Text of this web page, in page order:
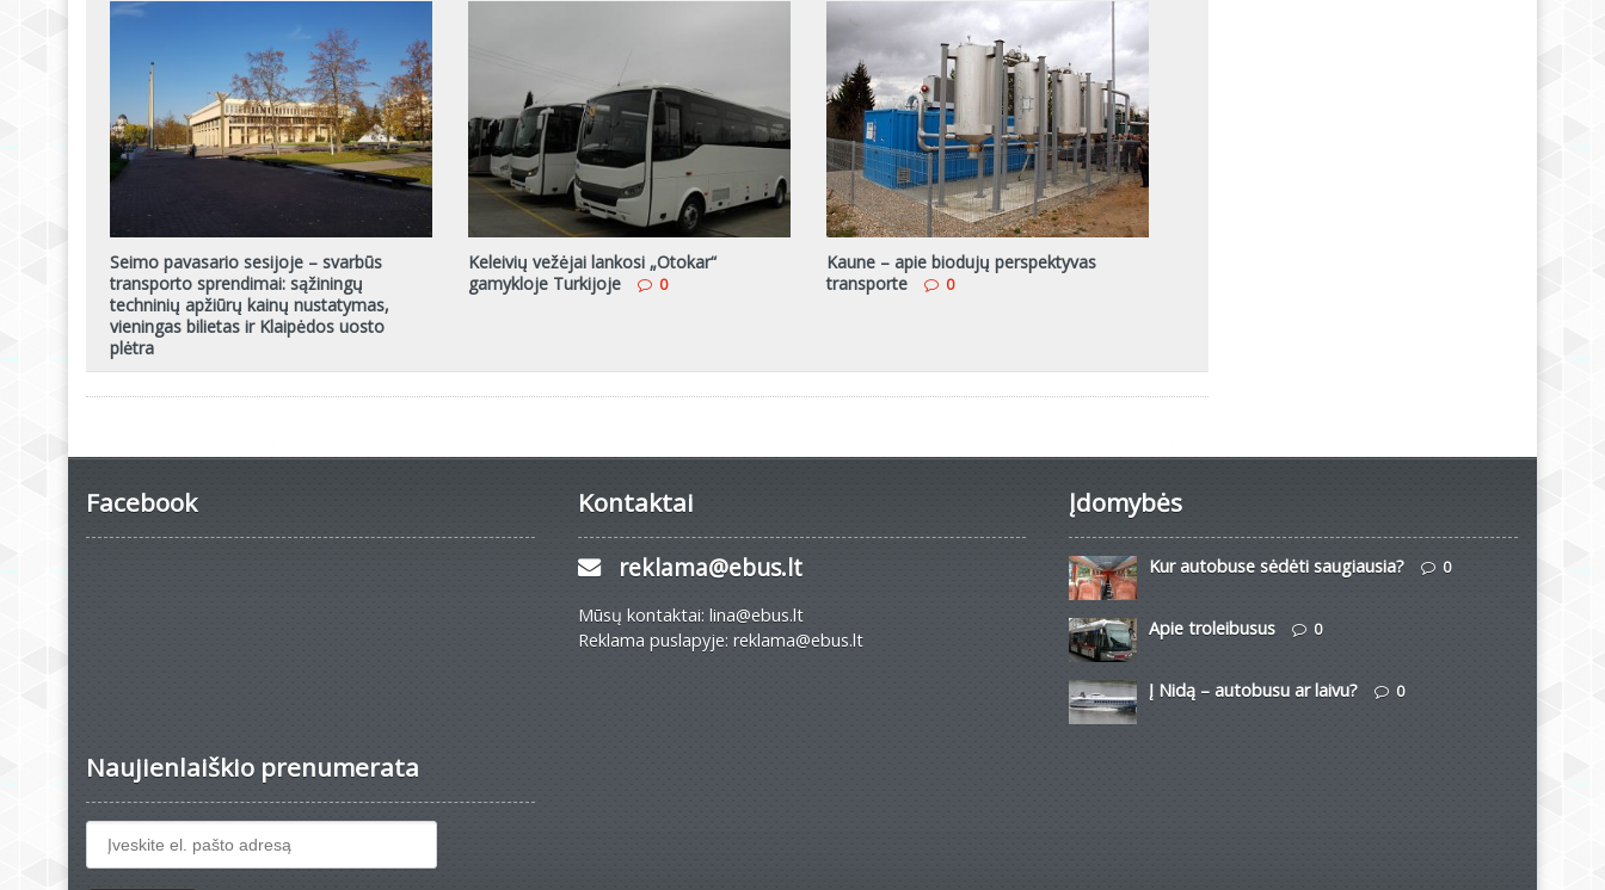
Seimo pavasario sesijoje – svarbūs
transporto sprendimai: sąžiningų
techninių apžiūrų kainų nustatymas,
vieningas bilietas ir Klaipėdos uosto
plėtra
Keleivių vežėjai lankosi „Otokar“
gamykloje Turkijoje
0
Kaune – apie biodujų perspektyvas
transporte
0
Facebook Kontaktai
reklama@ebus.lt
Mūsų kontaktai: lina@ebus.lt
Reklama puslapyje: reklama@ebus.lt
Įdomybės
Kur autobuse sėdėti saugiausia? 0
Apie troleibusus 0
Į Nidą – autobusu ar laivu? 0
Naujienlaiškio prenumerata